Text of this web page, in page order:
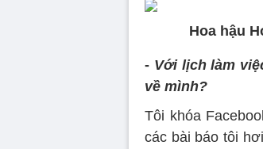
Hoa hậu
- Với lịch làm
về mình?
Tôi khóa
các bài báo tôi